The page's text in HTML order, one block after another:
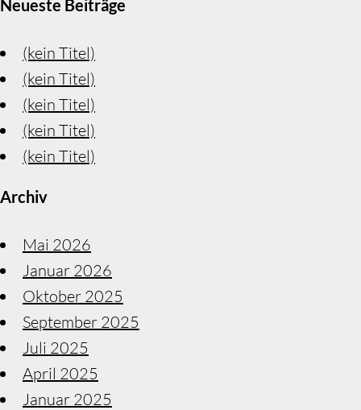
Neueste Beiträge
(kein Titel)
(kein Titel)
(kein Titel)
(kein Titel)
(kein Titel)
Archiv
Mai 2026
Januar 2026
Oktober 2025
September 2025
Juli 2025
April 2025
Januar 2025